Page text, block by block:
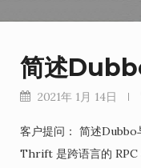
简述
2021年 1月 14日
客户提问： 简述
Thrift 是跨语言的 RPC